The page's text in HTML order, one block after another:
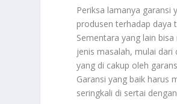
Periksa lamanya garansi
produsen terhadap daya
Sementara yang lain
jenis masalah, mulai
yang di cakup oleh
Garansi yang baik harus
seringkali di sertai